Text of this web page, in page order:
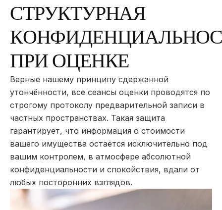
СТРУКТУРНАЯ
КОНФИДЕНЦИАЛЬНОС
ПРИОЦЕНКЕ
Верные нашему принципу сдержанной
утончённости, все сеансы оценки проводятся по
строгому протоколу предварительной записи в
частных пространствах. Такая защита
гарантирует, что информация о стоимости
вашего имущества остаётся исключительно под
вашим контролем, в атмосфере абсолютной
конфиденциальности и спокойствия, вдали от
любых посторонних взглядов.